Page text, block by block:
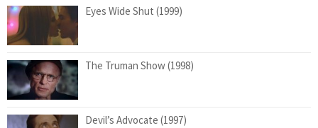
Eyes Wide Shut (1999)
The Truman Show (1998)
Devil’s Advocate (1997)